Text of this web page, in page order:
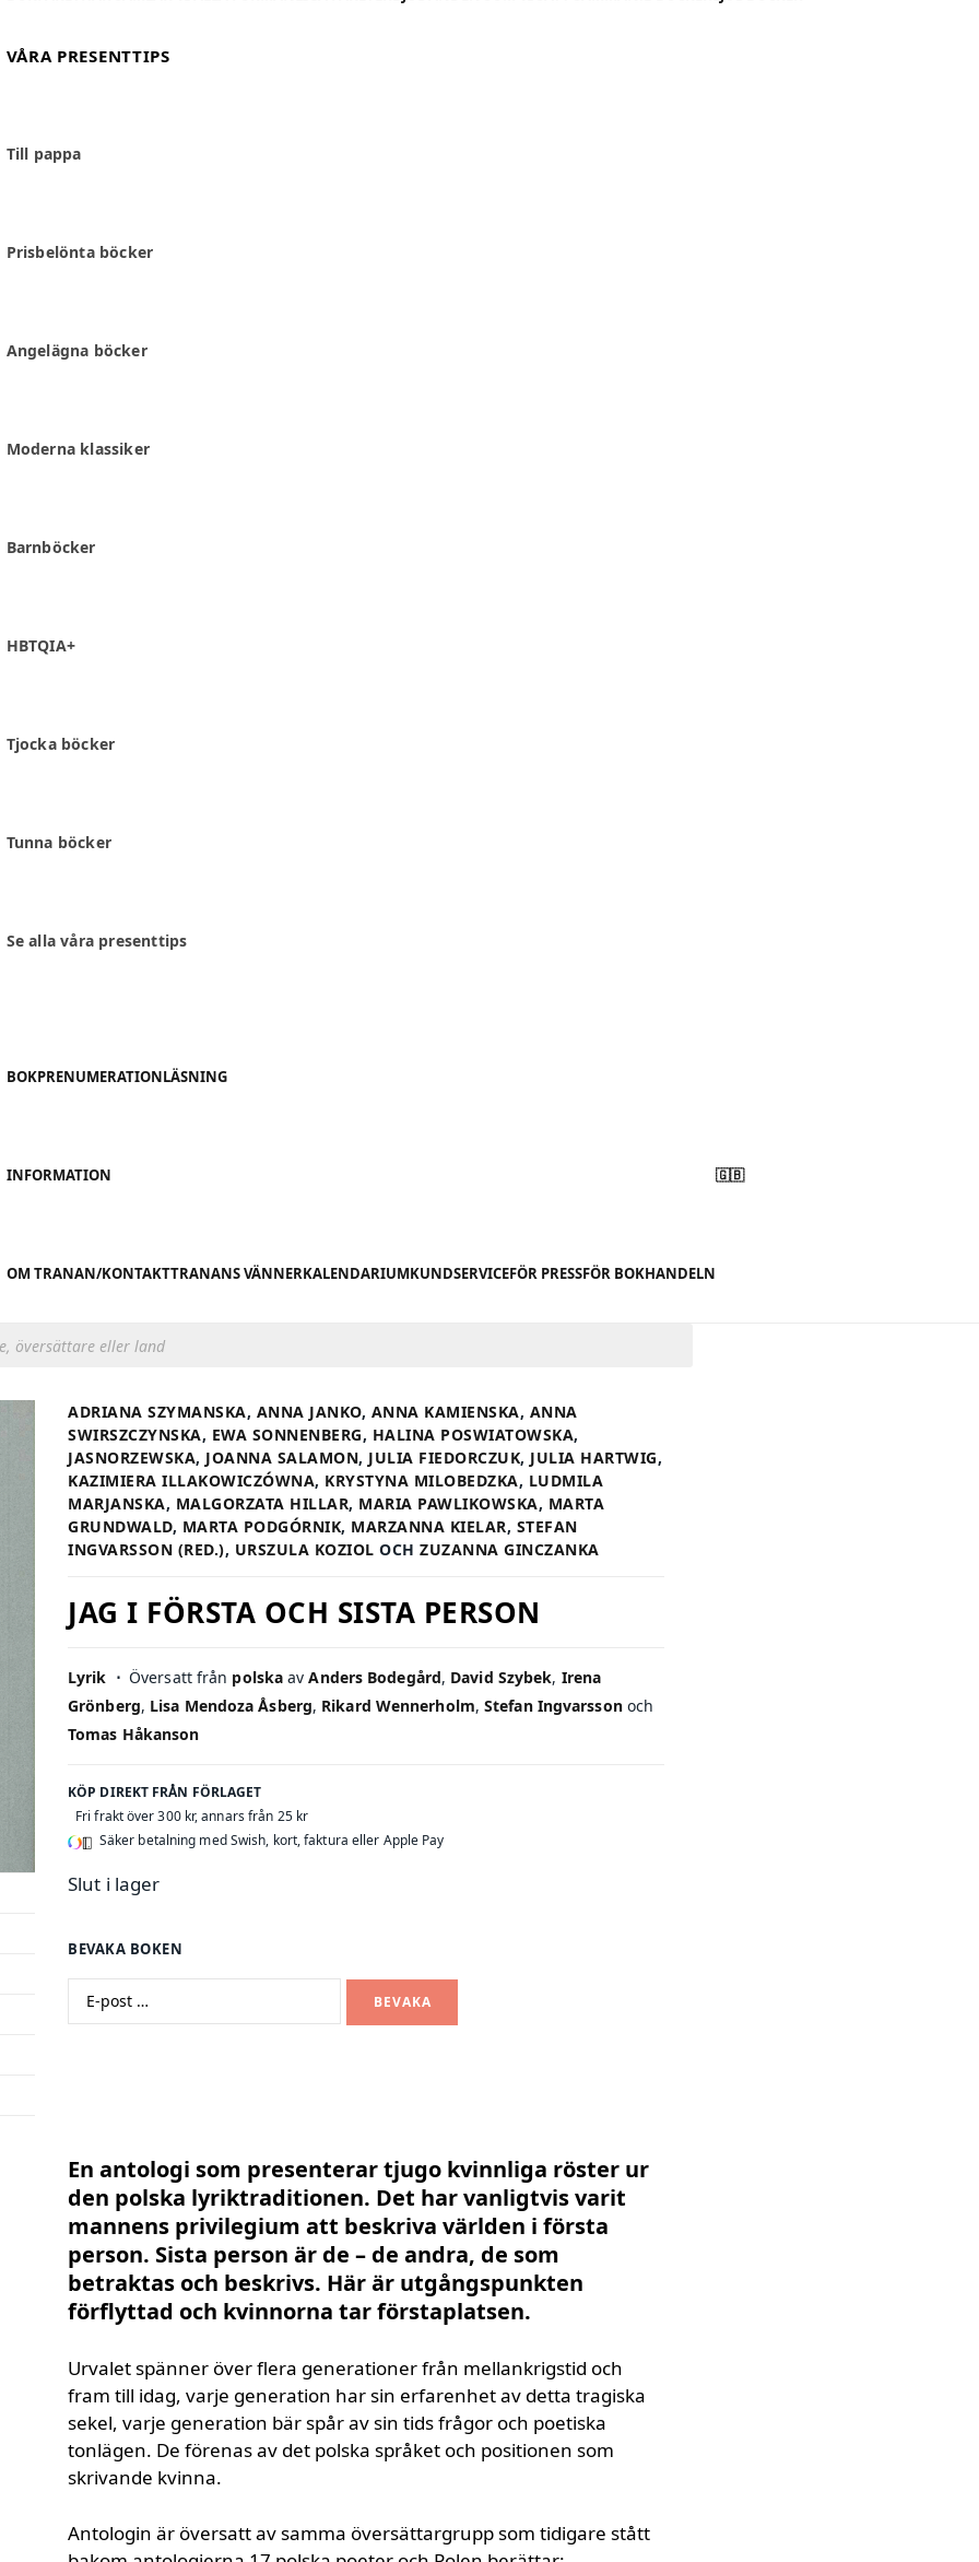
VÅRA PRESENTTIPS
Till pappa
Prisbelönta böcker
Angelägna böcker
Moderna klassiker
Barnböcker
HBTQIA+
Tjocka böcker
Tunna böcker
Se alla våra presenttips
BOKPRENUMERATIONLÄSNING
INFORMATION
OM TRANAN/KONTAKTTRANANS VÄNNERKALENDARIUMKUNDSERVICEFÖR PRESSFÖR BOKHANDELN
🇬🇧
ADRIANA SZYMANSKA, ANNA JANKO, ANNA KAMIENSKA, ANNA
SWIRSZCZYNSKA, EWA SONNENBERG, HALINA POSWIATOWSKA,
JASNORZEWSKA, JOANNA SALAMON, JULIA FIEDORCZUK, JULIA HARTWIG,
KAZIMIERA ILLAKOWICZÓWNA, KRYSTYNA MILOBEDZKA, LUDMILA
MARJANSKA, MALGORZATA HILLAR, MARIA PAWLIKOWSKA, MARTA
GRUNDWALD, MARTA PODGÓRNIK, MARZANNA KIELAR, STEFAN
INGVARSSON (RED.), URSZULA KOZIOL OCH ZUZANNA GINCZANKA
JAG I FÖRSTA OCH SISTA PERSON
Lyrik ⋅Översatt från polska avAnders Bodegård, David Szybek, Irena
Grönberg, Lisa Mendoza Åsberg, Rikard Wennerholm,Stefan Ingvarssonoch
Tomas Håkanson
KÖP DIREKT FRÅN FÖRLAGET
Fri frakt över 300 kr, annars från 25 kr
Säker betalning med Swish, kort, faktura eller Apple Pay
Slut i lager
BEVAKA BOKEN
BEVAKA
En antologi som presenterar tjugo kvinnliga röster ur
den polska lyriktraditionen. Det har vanligtvis varit
mannens privilegium att beskriva världen i första
person. Sista person är de – de andra, de som
betraktas och beskrivs. Här är utgångspunkten
förflyttad och kvinnorna tar förstaplatsen.
Urvalet spänner över flera generationer från mellankrigstid och
fram till idag, varje generation har sin erfarenhet av detta tragiska
sekel, varje generation bär spår av sin tids frågor och poetiska
tonlägen. De förenas av det polska språket och positionen som
skrivande kvinna.
Antologin är översatt av samma översättargrupp som tidigare stått